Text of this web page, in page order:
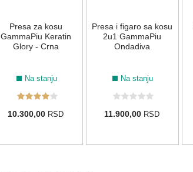
Presa za kosu
GammaPiu Keratin
Glory - Crna
Na stanju
10.300,00 RSD
Presa i figaro sa kosu
2u1 GammaPiu
Ondadiva
Na stanju
11.900,00RSD